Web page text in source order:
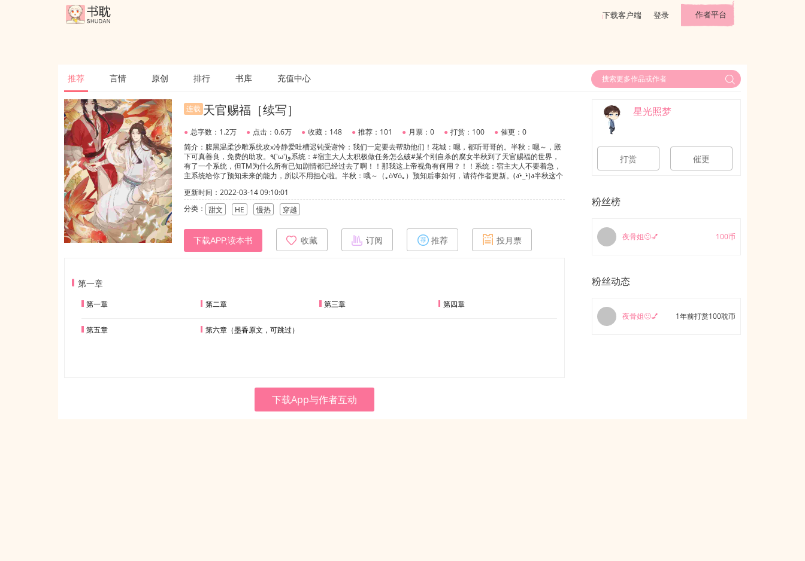
下载客户端 登录 作者平台
推荐 言情 原创 排行 书库 充值中心
连载 天官赐福［续写］
● 总字数：1.2万 ● 点击：0.6万 ● 收藏：148 ● 推荐：101 ● 月票：0 ● 打赏：100 ● 催更：0
简介：腹黑温柔沙雕系统攻x冷静爱吐槽迟钝受谢怜：我们一定要去帮助他们！花城：嗯，都听哥哥的。半秋：嗯～，殿
下可真善良，免费的助攻。٩('ω')و系统：#宿主大人太积极做任务怎么破#某个刚自杀的腐女半秋到了天官赐福的世界，
有了一个系统，但TM为什么所有已知剧情都已经过去了啊！！那我这上帝视角有何用？！！系统：宿主大人不要着急，
主系统给你了预知未来的能力，所以不用担心啦。半秋：哦～（｡ò∀ó｡）预知后事如何，请待作者更新。(ง•̀_•́)ง半秋这个
了天官赐福之后，她也变得更加的积极了，也就是说，天官赐福，其实呢，也是他的一个信仰。所以他为什么会穿越到这
个世界，主要也是有原因的，跟里面的白秋也有一定的关系。啊，那么我就不剧透了，不告诉你了嘻嘻(♡˙︶˙♡)
更新时间：2022-03-14 09:10:01
分类： 甜文 HE 慢热 穿越
下载APP,读本书 收藏 订阅 推荐 投月票
第一章
第一章 第二章 第三章 第四章
第五章 第六章（墨香原文，可跳过）
下载App与作者互动
星光照梦
打赏 催更
粉丝榜
夜骨姐🙁💅 100币
粉丝动态
夜骨姐🙁💅 1年前打赏100耽币